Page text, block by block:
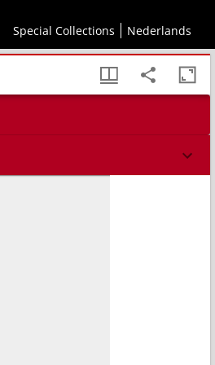
Special Collections Nederlands
des troupes prussiennes et leurs attaques